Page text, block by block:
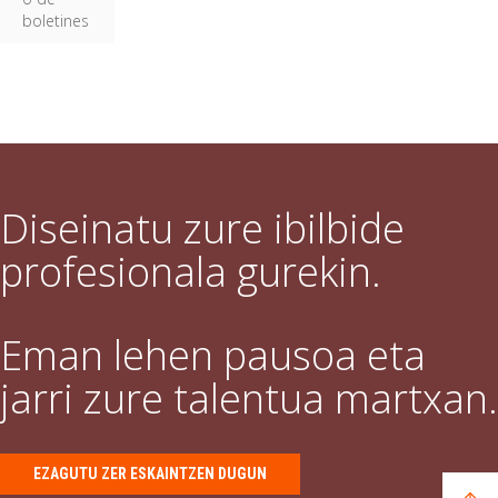
boletines
Diseinatu zure ibilbide
profesionala gurekin.
Eman lehen pausoa eta
jarri zure talentua martxan.
EZAGUTU ZER ESKAINTZEN DUGUN